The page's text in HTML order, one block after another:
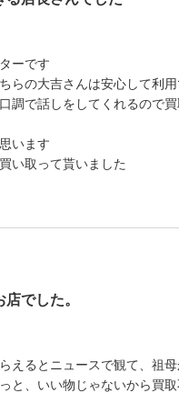
ーです
らの大吉さんは安心して利
調で話しをしてくれるので
います
い取って貰いました
でした。
えるとニュースで観て、祖
と、いい物じゃないから買